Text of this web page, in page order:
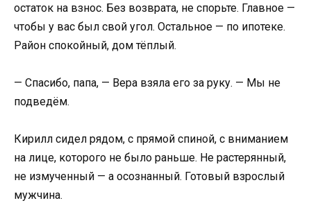
остаток на взнос. Без возврата, не спорьте. Главное —
чтобы у вас был свой угол. Остальное — по ипотеке.
Район спокойный, дом тёплый.
— Спасибо, папа, — Вера взяла его за руку. — Мы не
подведём.
Кирилл сидел рядом, с прямой спиной, с вниманием
на лице, которого не было раньше. Не растерянный,
не измученный — а осознанный. Готовый взрослый
мужчина.